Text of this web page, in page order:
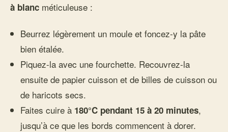
à blanc méticuleuse :
Beurrez légèrement un moule et foncez-y la pâte
bien étalée.
Piquez-la avec une fourchette. Recouvrez-la
ensuite de papier cuisson et de billes de cuisson ou
de haricots secs.
Faites cuire à 180°C pendant 15 à 20 minutes,
jusqu’à ce que les bords commencent à dorer.